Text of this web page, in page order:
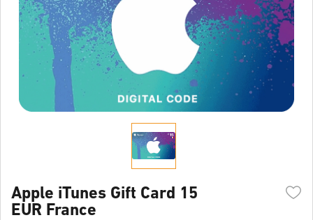
Apple iTunes Gift Card 15
EUR France